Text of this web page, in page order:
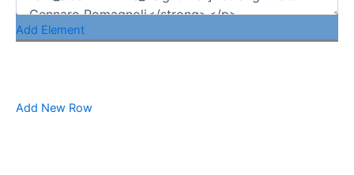
Add Element
Add New Row